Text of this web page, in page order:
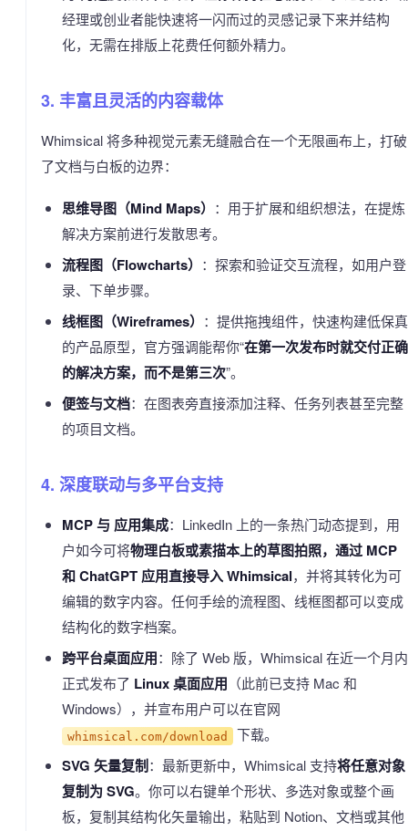
经理或创业者能快速将一闪而过的灵感记录下来并结构
化，无需在排版上花费任何额外精力。
3. 丰富且灵活的内容载体
Whimsical 将多种视觉元素无缝融合在一个无限画布上，打破
了文档与白板的边界：
思维导图（Mind Maps） ：用于扩展和组织想法，在提炼
解决方案前进行发散思考。
流程图（Flowcharts） ：探索和验证交互流程，如用户登
录、下单步骤。
线框图（Wireframes） ：提供拖拽组件，快速构建低保真
的产品原型，官方强调能帮你“在第一次发布时就交付正确
的解决方案，而不是第三次”。
便签与文档：在图表旁直接添加注释、任务列表甚至完整
的项目文档。
4. 深度联动与多平台支持
MCP 与 应用集成：LinkedIn 上的一条热门动态提到，用
户如今可将物理白板或素描本上的草图拍照，通过 MCP
和 ChatGPT 应用直接导入 Whimsical，并将其转化为可
编辑的数字内容。任何手绘的流程图、线框图都可以变成
结构化的数字档案。
跨平台桌面应用：除了 Web 版，Whimsical 在近一个月内
正式发布了 Linux 桌面应用 （此前已支持 Mac 和
Windows），并宣布用户可以在官网
whimsical.com/download 下载。
SVG 矢量复制：最新更新中，Whimsical 支持将任意对象
复制为 SVG。你可以右键单个形状、多选对象或整个画
板，复制其结构化矢量输出，粘贴到 Notion、文档或其他